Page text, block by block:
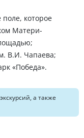
поле, которое
Матери-
В.И. Чапаева;
«Победа».
а также